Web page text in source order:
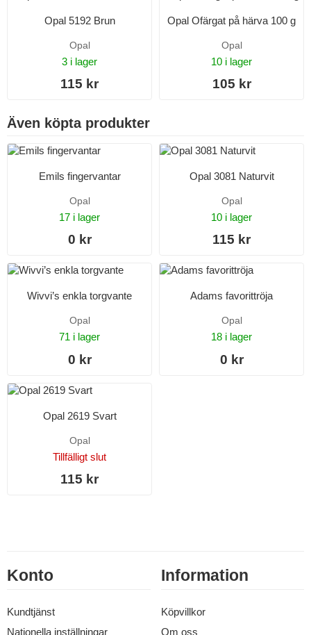
Opal 5192 Brun
Opal
3 i lager
115 kr
Opal Ofärgat på härva 100 g
Opal
10 i lager
105 kr
Även köpta produkter
Emils fingervantar
Opal
17 i lager
0 kr
Opal 3081 Naturvit
Opal
10 i lager
115 kr
Wivvi’s enkla torgvante
Opal
71 i lager
0 kr
Adams favorittröja
Opal
18 i lager
0 kr
Opal 2619 Svart
Opal
Tillfälligt slut
115 kr
Konto
Kundtjänst
Nationella inställningar
Information
Köpvillkor
Om oss